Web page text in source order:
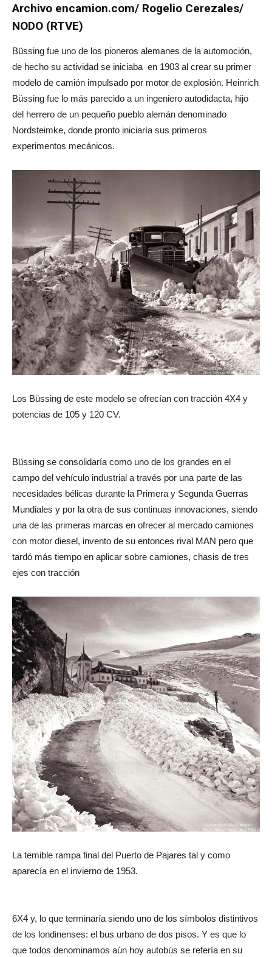
Archivo encamion.com/ Rogelio Cerezales/
NODO (RTVE)
Büssing fue uno de los pioneros alemanes de la automoción,
de hecho su actividad se iniciaba en 1903 al crear su primer
modelo de camión impulsado por motor de explosión. Heinrich
Büssing fue lo más parecido a un ingeniero autodidacta, hijo
del herrero de un pequeño pueblo alemán denominado
Nordsteimke, donde pronto iniciaría sus primeros
experimentos mecánicos.
Los Büssing de este modelo se ofrecían con tracción 4X4 y
potencias de 105 y 120 CV.
Büssing se consolidaría como uno de los grandes en el
campo del vehículo industrial a través por una parte de las
necesidades bélicas durante la Primera y Segunda Guerras
Mundiales y por la otra de sus continuas innovaciones, siendo
una de las primeras marcas en ofrecer al mercado camiones
con motor diesel, invento de su entonces rival MAN pero que
tardó más tiempo en aplicar sobre camiones, chasis de tres
ejes con tracción
La temible rampa final del Puerto de Pajares tal y como
aparecía en el invierno de 1953.
6X4 y, lo que terminaría siendo uno de los símbolos distintivos
de los londinenses: el bus urbano de dos pisos. Y es que lo
que todos denominamos aún hoy autobús se refería en su